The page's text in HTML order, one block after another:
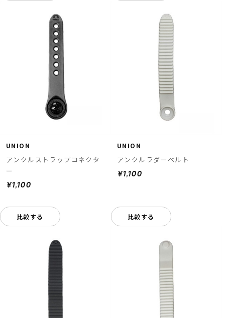
UNION
アンクルストラップコネクタ
ー
¥1,100
比較する
UNION
アンクルラダーベルト
¥1,100
比較する